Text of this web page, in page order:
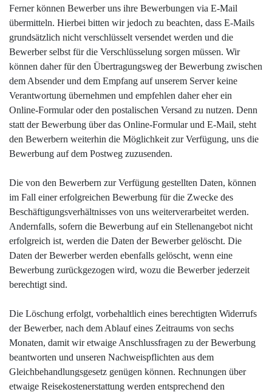
Ferner können Bewerber uns ihre Bewerbungen via E-Mail
übermitteln. Hierbei bitten wir jedoch zu beachten, dass E-Mails
grundsätzlich nicht verschlüsselt versendet werden und die
Bewerber selbst für die Verschlüsselung sorgen müssen. Wir
können daher für den Übertragungsweg der Bewerbung zwischen
dem Absender und dem Empfang auf unserem Server keine
Verantwortung übernehmen und empfehlen daher eher ein
Online-Formular oder den postalischen Versand zu nutzen. Denn
statt der Bewerbung über das Online-Formular und E-Mail, steht
den Bewerbern weiterhin die Möglichkeit zur Verfügung, uns die
Bewerbung auf dem Postweg zuzusenden.
Die von den Bewerbern zur Verfügung gestellten Daten, können
im Fall einer erfolgreichen Bewerbung für die Zwecke des
Beschäftigungsverhältnisses von uns weiterverarbeitet werden.
Andernfalls, sofern die Bewerbung auf ein Stellenangebot nicht
erfolgreich ist, werden die Daten der Bewerber gelöscht. Die
Daten der Bewerber werden ebenfalls gelöscht, wenn eine
Bewerbung zurückgezogen wird, wozu die Bewerber jederzeit
berechtigt sind.
Die Löschung erfolgt, vorbehaltlich eines berechtigten Widerrufs
der Bewerber, nach dem Ablauf eines Zeitraums von sechs
Monaten, damit wir etwaige Anschlussfragen zu der Bewerbung
beantworten und unseren Nachweispflichten aus dem
Gleichbehandlungsgesetz genügen können. Rechnungen über
etwaige Reisekostenerstattung werden entsprechend den